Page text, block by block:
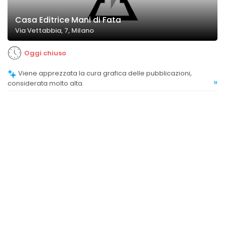
Casa Editrice Mani di Fata
Via Vettabbia, 7, Milano
Oggi chiuso
considerata molto alta.
»